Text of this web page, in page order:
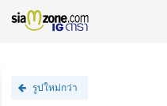
รูปใหม่กว่า